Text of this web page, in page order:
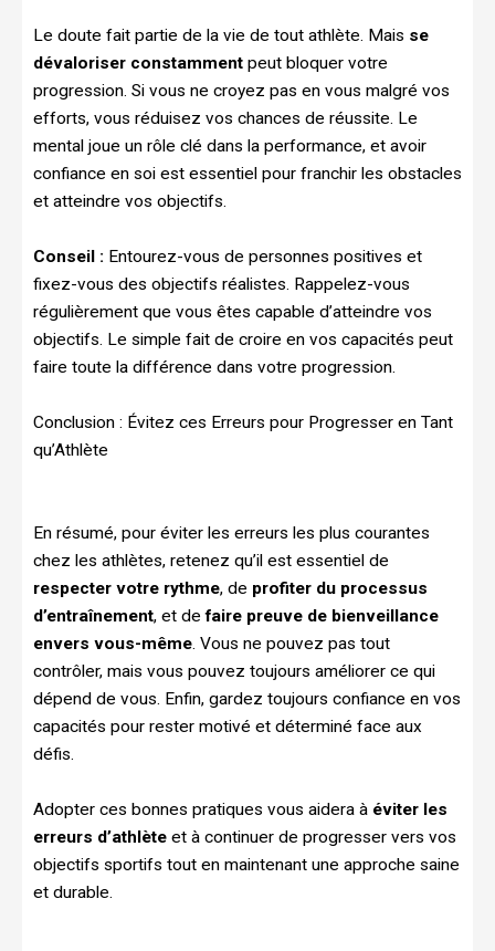
Le doute fait partie de la vie de tout athlète. Mais se
dévaloriser constamment peut bloquer votre
progression. Si vous ne croyez pas en vous malgré vos
efforts, vous réduisez vos chances de réussite. Le
mental joue un rôle clé dans la performance, et avoir
confiance en soi est essentiel pour franchir les obstacles
et atteindre vos objectifs.
Conseil : Entourez-vous de personnes positives et
fixez-vous des objectifs réalistes. Rappelez-vous
régulièrement que vous êtes capable d’atteindre vos
objectifs. Le simple fait de croire en vos capacités peut
faire toute la différence dans votre progression.
Conclusion : Évitez ces Erreurs pour Progresser en Tant
qu’Athlète
En résumé, pour éviter les erreurs les plus courantes
chez les athlètes, retenez qu’il est essentiel de
respecter votre rythme, de profiter du processus
d’entraînement, et defaire preuve de bienveillance
envers vous-même. Vous ne pouvez pas tout
contrôler, mais vous pouvez toujours améliorer ce qui
dépend de vous. Enfin, gardez toujours confiance en vos
capacités pour rester motivé et déterminé face aux
défis.
Adopter ces bonnes pratiques vous aidera à éviter les
erreurs d’athlète et à continuer de progresser vers vos
objectifs sportifs tout en maintenant une approche saine
et durable.